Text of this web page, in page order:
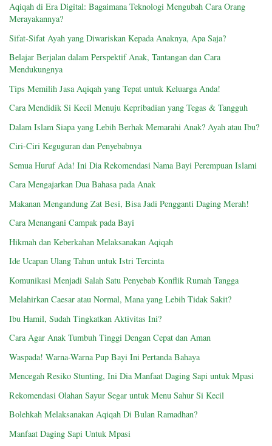
Aqiqah di Era Digital: Bagaimana Teknologi Mengubah Cara Orang
Merayakannya?
Sifat-Sifat Ayah yang Diwariskan Kepada Anaknya, Apa Saja?
Belajar Berjalan dalam Perspektif Anak, Tantangan dan Cara
Mendukungnya
Tips Memilih Jasa Aqiqah yang Tepat untuk Keluarga Anda!
Cara Mendidik Si Kecil Menuju Kepribadian yang Tegas & Tangguh
Dalam Islam Siapa yang Lebih Berhak Memarahi Anak? Ayah atau Ibu?
Ciri-Ciri Keguguran dan Penyebabnya
Semua Huruf Ada! Ini Dia Rekomendasi Nama Bayi Perempuan Islami
Cara Mengajarkan Dua Bahasa pada Anak
Makanan Mengandung Zat Besi, Bisa Jadi Pengganti Daging Merah!
Cara Menangani Campak pada Bayi
Hikmah dan Keberkahan Melaksanakan Aqiqah
Ide Ucapan Ulang Tahun untuk Istri Tercinta
Komunikasi Menjadi Salah Satu Penyebab Konflik Rumah Tangga
Melahirkan Caesar atau Normal, Mana yang Lebih Tidak Sakit?
Ibu Hamil, Sudah Tingkatkan Aktivitas Ini?
Cara Agar Anak Tumbuh Tinggi Dengan Cepat dan Aman
Waspada! Warna-Warna Pup Bayi Ini Pertanda Bahaya
Mencegah Resiko Stunting, Ini Dia Manfaat Daging Sapi untuk Mpasi
Rekomendasi Olahan Sayur Segar untuk Menu Sahur Si Kecil
Bolehkah Melaksanakan Aqiqah Di Bulan Ramadhan?
Manfaat Daging Sapi Untuk Mpasi